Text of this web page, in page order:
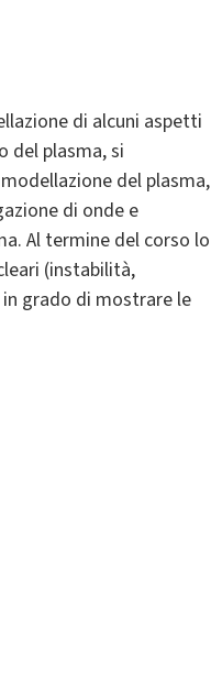
di alcuni aspetti
del plasma, si
del plasma,
di onde e
Al termine del corso lo
(instabilità,
grado di mostrare le